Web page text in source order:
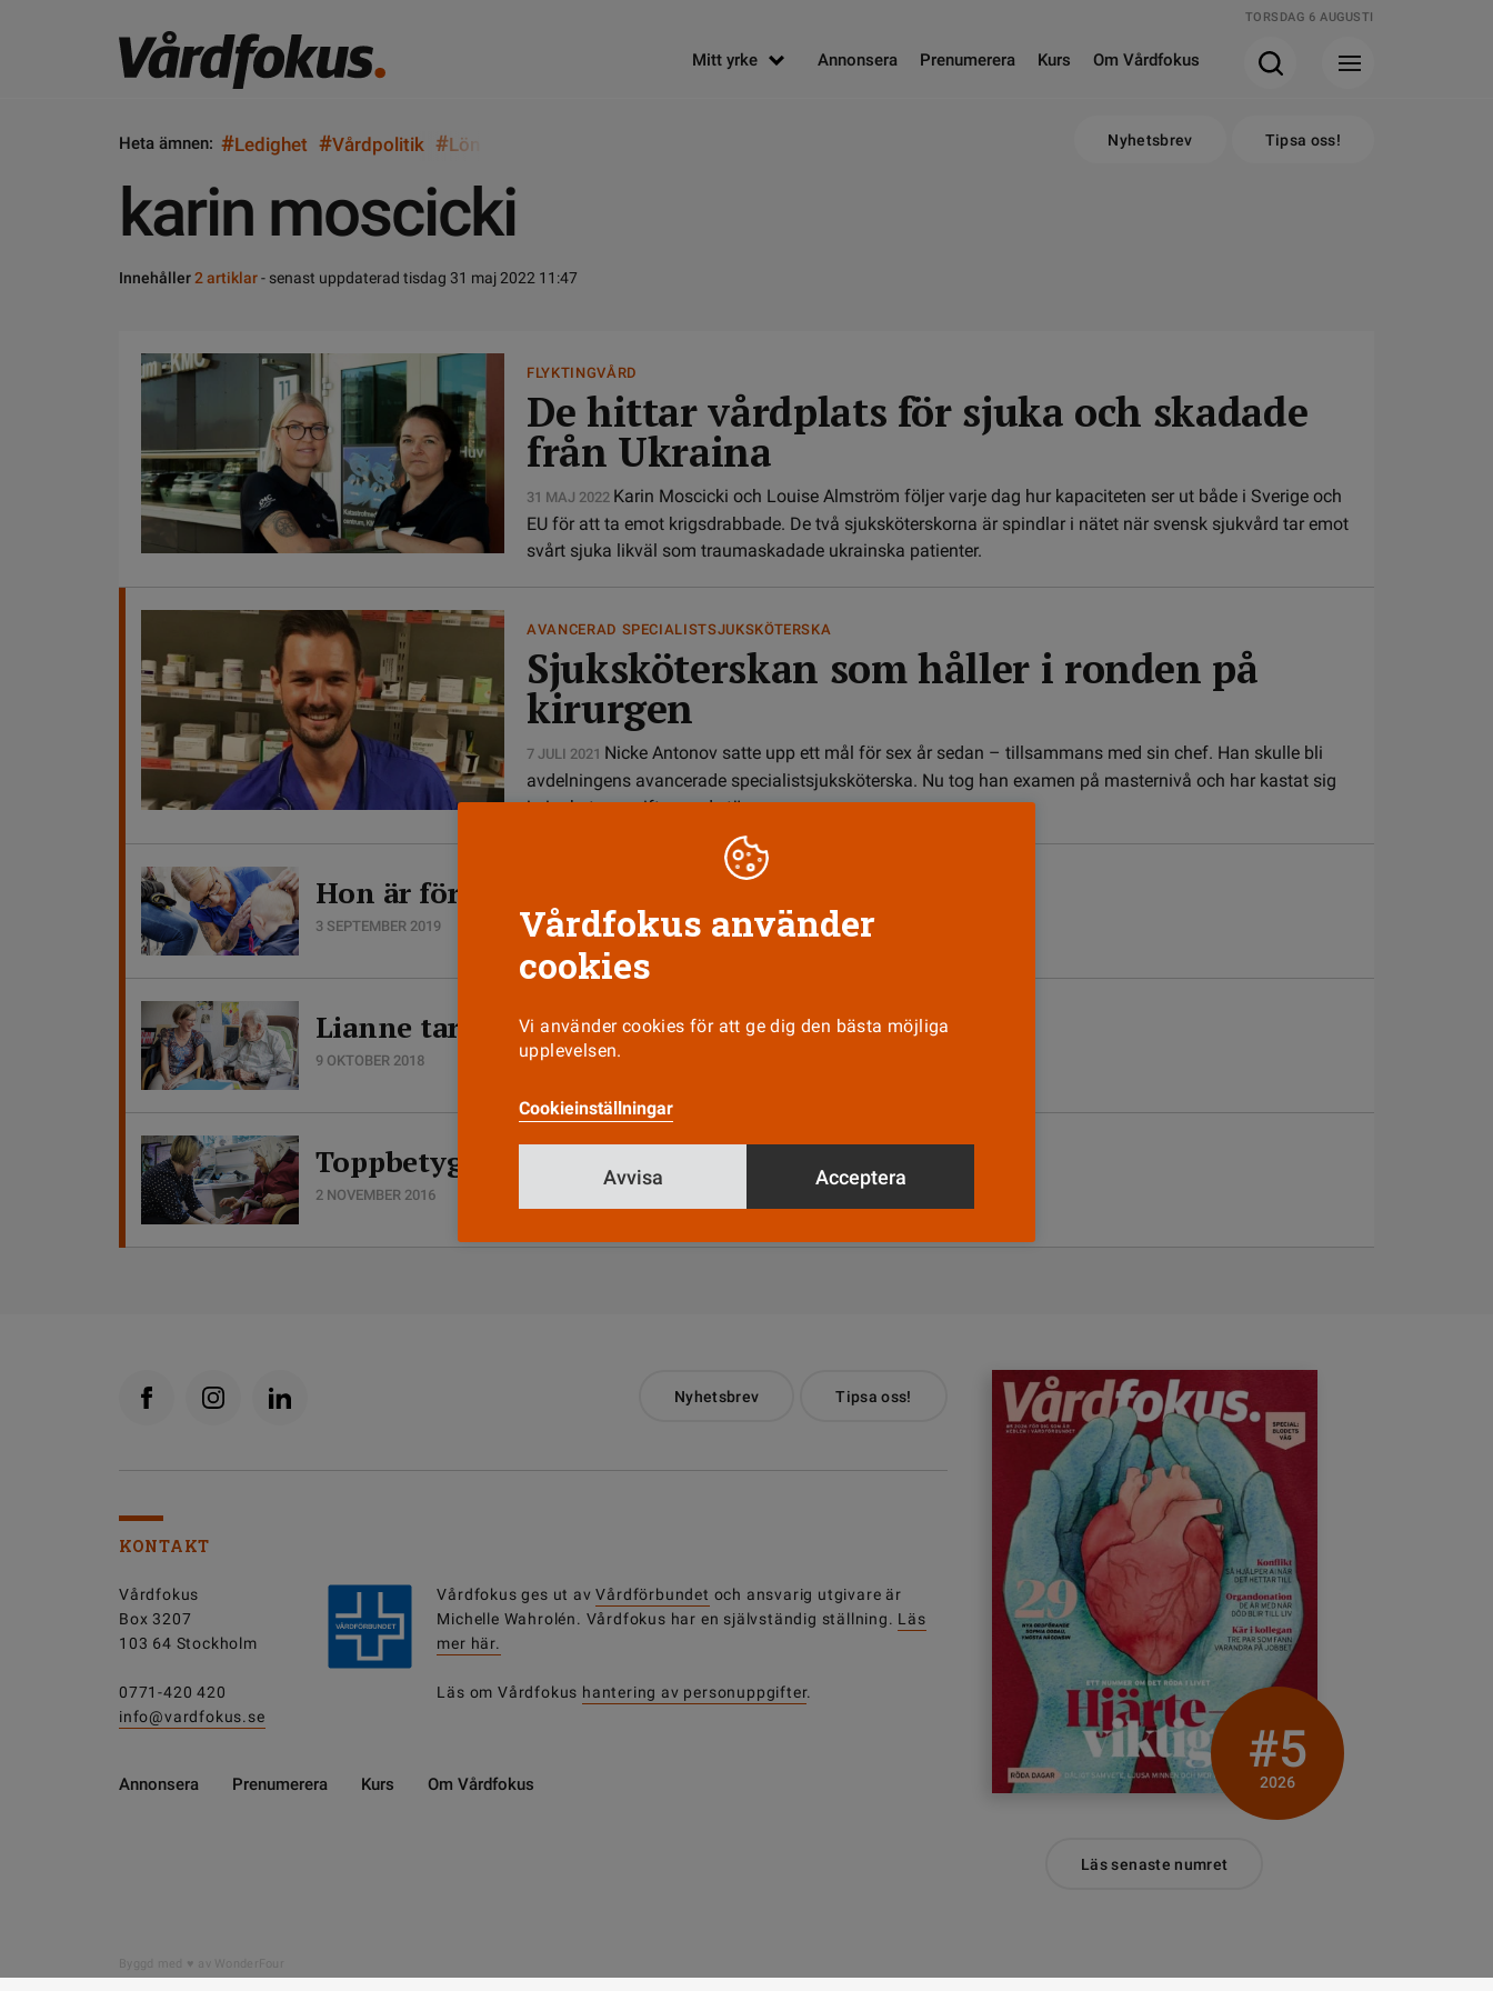
TORSDAG 6 AUGUSTI
Mitt yrke Annonsera Prenumerera Kurs Om Vårdfokus
Heta ämnen: #Ledighet #Vårdpolitik #Lön Nyhetsbrev Tipsa oss!
karin moscicki
Innehåller2 artiklar- senast uppdaterad tisdag 31 maj 2022 11:47
FLYKTINGVÅRD
De hittar vårdplats för sjuka och skadade
från Ukraina
31 MAJ 2022 Karin Moscicki och Louise Almström följer varje dag hur kapaciteten ser ut både i Sverige och
EU för att ta emot krigsdrabbade. De två sjuksköterskorna är spindlar i nätet när svensk sjukvård tar emot
svårt sjuka likväl som traumaskadade ukrainska patienter.
AVANCERAD SPECIALISTSJUKSKÖTERSKA
Sjuksköterskan som håller i ronden på
kirurgen
7 JULI 2021 Nicke Antonov satte upp ett mål för sex år sedan – tillsammans med sin chef. Han skulle bli
avdelningens avancerade specialistsjuksköterska. Nu tog han examen på masternivå och har kastat sig
in i arbetsuppgifter med större ansvar.
Hon är först med ny avancerad roll
3 SEPTEMBER 2019
Lianne tar hela ansvaret
9 OKTOBER 2018
Toppbetyg – sjuksköterskor driver vårdcentral
2 NOVEMBER 2016
Nyhetsbrev Tipsa oss!
KONTAKT
Vårdfokus
Box 3207
103 64 Stockholm
0771-420 420
info@vardfokus.se
Vårdfokus ges ut avVårdförbundet och ansvarig utgivare är
Michelle Wahrolén. Vårdfokus har en självständig ställning. Läs
mer här.
Läs om Vårdfokus hantering av personuppgifter.
Annonsera Prenumerera Kurs Om Vårdfokus
#5
2026
Läs senaste numret
Byggd med av WonderFour
Vårdfokus använder
cookies
Vi använder cookies för att ge dig den bästa möjliga
upplevelsen.
Cookieinställningar
Avvisa Acceptera